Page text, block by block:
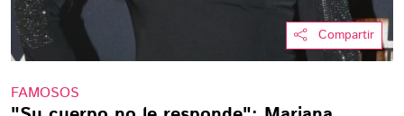
Compartir
FAMOSOS